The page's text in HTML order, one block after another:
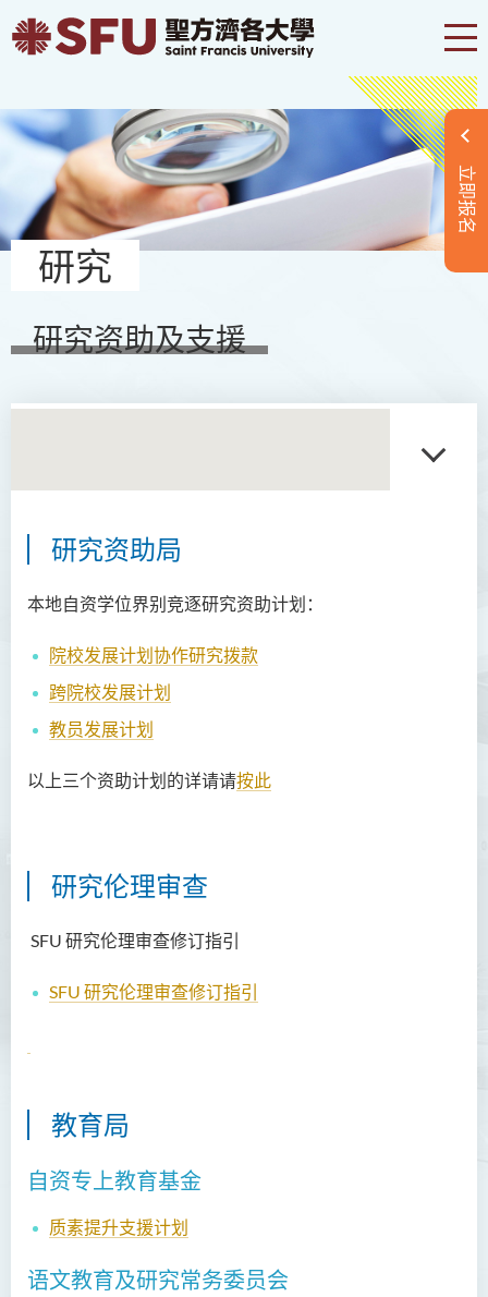
立即报名
研究
研究资助及支援
研究资助局
本地自资学位界别竞逐研究资助计划：
院校发展计划协作研究拨款
跨院校发展计划
教员发展计划
以上三个资助计划的详请请按此
研究伦理审查
SFU 研究伦理审查修订指引
SFU 研究伦理审查修订指引
教育局
自资专上教育基金
质素提升支援计划
语文教育及研究常务委员会